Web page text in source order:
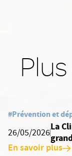
#Prévention et
26/05/2026
La
En savoir plus